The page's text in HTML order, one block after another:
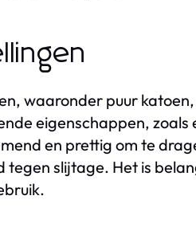
waaronder puur
eigenschappen,
en prettig om te
slijtage. Het is